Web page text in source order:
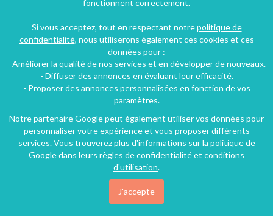
Val Thorens (35 km), Savoie, Rhône-Alpes, Auvergne-Rhône-Alpes, France
fonctionnent correctement.
Si vous acceptez, tout en respectant notrepolitique de
confidentialité, nous utiliserons également ces cookies et ces
données pour :
- Améliorer la qualité de nos services et en développer de nouveaux.
- Diffuser des annonces en évaluant leur efficacité.
- Proposer des annonces personnalisées en fonction de vos
paramètres.
Notre partenaire Google peut également utiliser vos données pour
personnaliser votre expérience et vous proposer différents
services. Vous trouverez plus d'informations sur la politique de
Google dans leurs règles de confidentialité et conditions
d'utilisation.
J'accepte